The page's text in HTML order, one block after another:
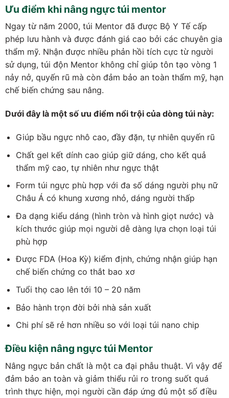
Ưu điểm khi nâng ngực túi mentor
Ngay từ năm 2000, túi Mentor đã được Bộ Y Tế cấp
phép lưu hành và được đánh giá cao bởi các chuyên gia
thẩm mỹ. Nhận được nhiều phản hồi tích cực từ người
sử dụng, túi độn Mentor không chỉ giúp tôn tạo vòng 1
nảy nở, quyến rũ mà còn đảm bảo an toàn thẩm mỹ, hạn
chế biến chứng sau nâng.
Dưới đây là một số ưu điểm nổi trội của dòng túi này:
Giúp bầu ngực nhô cao, đầy đặn, tự nhiên quyến rũ
Chất gel kết dính cao giúp giữ dáng, cho kết quả
thẩm mỹ cao, tự nhiên như ngực thật
Form túi ngực phù hợp với đa số dáng người phụ nữ
Châu Á có khung xương nhỏ, dáng người thấp
Đa dạng kiểu dáng (hình tròn và hình giọt nước) và
kích thước giúp mọi người dễ dàng lựa chọn loại túi
phù hợp
Được FDA (Hoa Kỳ) kiểm định, chứng nhận giúp hạn
chế biến chứng co thắt bao xơ
Tuổi thọ cao lên tới 10 – 20 năm
Bảo hành trọn đời bởi nhà sản xuất
Chi phí sẽ rẻ hơn nhiều so với loại túi nano chip
Điều kiện nâng ngực túi Mentor
Nâng ngực bản chất là một ca đại phẫu thuật. Vì vậy để
đảm bảo an toàn và giảm thiểu rủi ro trong suốt quá
trình thực hiện, mọi người cần đáp ứng đủ một số điều